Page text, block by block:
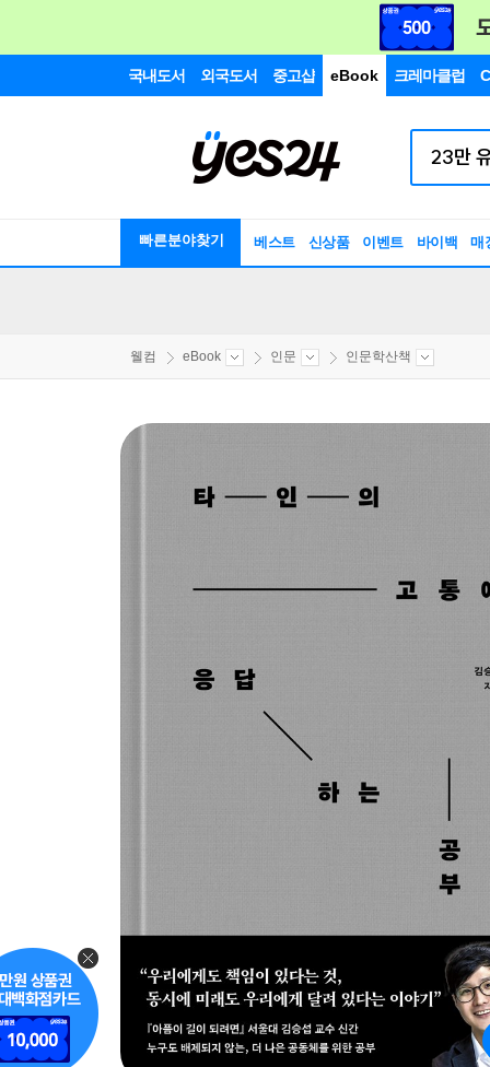
국내도서 외국도서 중고샵 eBook 크레마클럽
빠른분야찾기 베스트 신상품 이벤트 바이백 매
웰컴 eBook 인문 인문학산책